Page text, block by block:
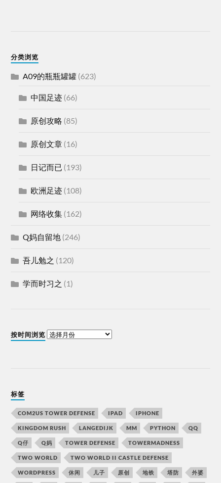
分类浏览
A09的瓶瓶罐罐 (623)
中国足迹 (66)
原创攻略 (85)
原创文章 (16)
日记而已 (193)
欧洲足迹 (108)
网络收集 (162)
Q妈自留地 (246)
吾儿勉之 (120)
学而时习之 (1)
按时间浏览
标签
COM2US TOWER DEFENSE IPAD IPHONE
KINGDOM RUSH LANGEDIJK MM PYTHON QQ
Q仔 Q妈 TOWER DEFENSE TOWERMADNESS
TWO WORLD TWO WORLD II CASTLE DEFENSE
WORDPRESS 休闲 儿子 原创 地铁 塔防 外婆